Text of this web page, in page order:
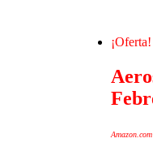
¡Oferta!